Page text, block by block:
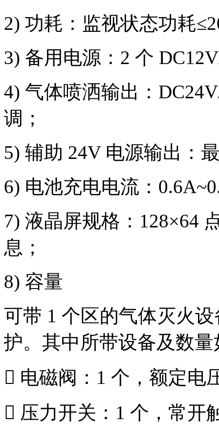
2) 功耗：监视状态功耗
3) 备用电源：2 个
4) 气体喷洒输出：
调；
5) 辅助 24V 电源输出：
6) 电池充电电流：
7) 液晶屏规格：128×64
息；
8) 容量
可带 1 个区的气体灭火
护。其中所带设备及数量
 电磁阀：1 个，额定电
 压力开关：1 个，常开